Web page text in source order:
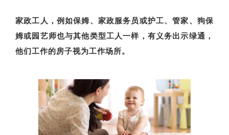
家政工人，例如保姆、家政服务员或护工、管家、狗保
姆或园艺师也与其他类型工人一样，有义务出示绿通，
他们工作的房子视为工作场所。